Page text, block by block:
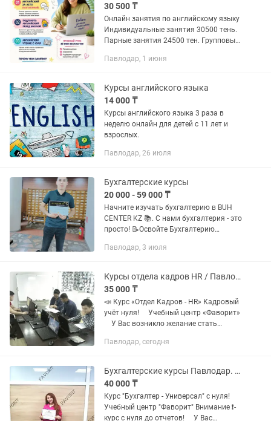
30 500 ₸
Онлайн занятия по английскому языку
Индивидуальные занятия 30500 тень.
Парные занятия 24500 тен. Групповые
Павлодар, 1 июня
Курсы английского языка
14 000 ₸
Курсы английского языка 3 раза в
неделю онлайн для детей с 11 лет и
взрослых.
Павлодар, 26 июля
Бухгалтерские курсы
20 000 - 59 000 ₸
Начните изучать бухгалтерию в BUH
CENTER KZ 📚. С нами бухгалтерия - это
просто! 📝Освойте Бухгалтерию
от А до Я 📋План курса - на фото Во
Павлодар, 3 июля
Курсы отдела кадров HR / Павлодар
35 000 ₸
📣 Курс «Отдел Кадров - НR» Кадровый
учёт нуля! ⠀ Учебный центр «Фаворит»
⠀ У Вас возникло желание стать
хорошим кадровиком!
своей...
Павлодар, сегодня
Бухгалтерские курсы Павлодар. Бухгалтерский учет, Налоговый учет, 1С 8.3
40 000 ₸
Курс "Бухгалтер - Универсал" с нуля! ⠀
Учебный центр "Фаворит" Внимание ❗️-
курс с нуля до отчетов! ⠀ У Вас